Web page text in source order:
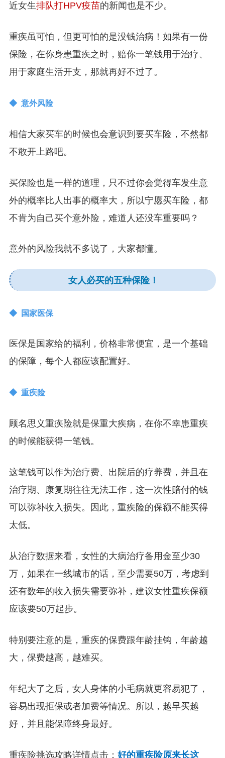
近女生排队打HPV疫苗的新闻也是不少。
重疾虽可怕，但更可怕的是没钱治病！如果有一份
保险，在你身患重疾之时，赔你一笔钱用于治疗、
用于家庭生活开支，那就再好不过了。
◆ 意外风险
相信大家买车的时候也会意识到要买车险，不然都
不敢开上路吧。
买保险也是一样的道理，只不过你会觉得车发生意
外的概率比人出事的概率大，所以宁愿买车险，都
不肯为自己买个意外险，难道人还没车重要吗？
意外的风险我就不多说了，大家都懂。
女人必买的五种保险！
◆ 国家医保
医保是国家给的福利，价格非常便宜，是一个基础
的保障，每个人都应该配置好。
◆ 重疾险
顾名思义重疾险就是保重大疾病，在你不幸患重疾
的时候能获得一笔钱。
这笔钱可以作为治疗费、出院后的疗养费，并且在
治疗期、康复期往往无法工作，这一次性赔付的钱
可以弥补收入损失。因此，重疾险的保额不能买得
太低。
从治疗数据来看，女性的大病治疗备用金至少30
万，如果在一线城市的话，至少需要50万，考虑到
还有数年的收入损失需要弥补，建议女性重疾保额
应该要50万起步。
特别要注意的是，重疾的保费跟年龄挂钩，年龄越
大，保费越高，越难买。
年纪大了之后，女人身体的小毛病就更容易犯了，
容易出现拒保或者加费等情况。所以，越早买越
好，并且能保障终身最好。
重疾险挑选攻略详情点击： 好的重疾险原来长这